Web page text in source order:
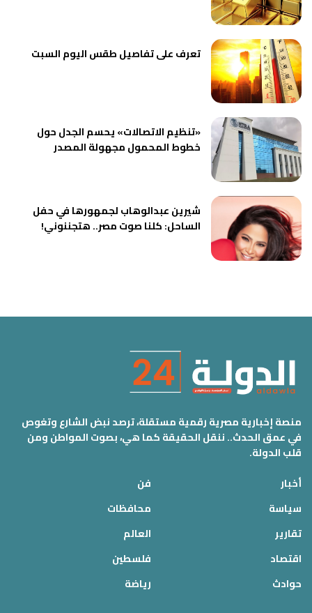
تعرف على تفاصيل طقس اليوم السبت
«تنظيم الاتصالات» يحسم الجدل حول
خطوط المحمول مجهولة المصدر
شيرين عبدالوهاب لجمهورها في حفل
الساحل: كلنا صوت مصر.. هتجننوني!
منصة إخبارية مصرية رقمية مستقلة، ترصد نبض الشارع وتغوص
في عمق الحدث.. ننقل الحقيقة كما هي، بصوت المواطن ومن
قلب الدولة.
أخبار
سياسة
تقارير
اقتصاد
حوادث
فن
محافظات
العالم
فلسطين
رياضة